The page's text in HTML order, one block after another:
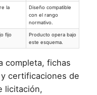
la
Diseño compatible
con el rango
normativo.
fijo
Producto opera bajo
este esquema.
completa, fichas
certificaciones de
licitación,